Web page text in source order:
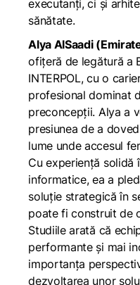
executanți, ci și
sănătate.
Alya AlSaadi
ofițeră de legătură a
INTERPOL, cu o
profesional dominat
preconcepții. Alya a
presiunea de a
lume unde accesul
Cu experiență solidă
informatice, ea a
soluție strategică în
poate fi construit de
Studiile arată că
performante și mai
importanța
dezvoltarea unor